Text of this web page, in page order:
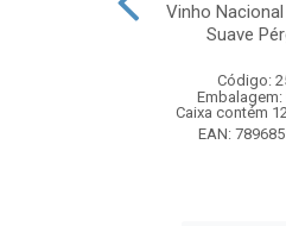
Vinho
Suave
Código:
Caixa contém
EAN: